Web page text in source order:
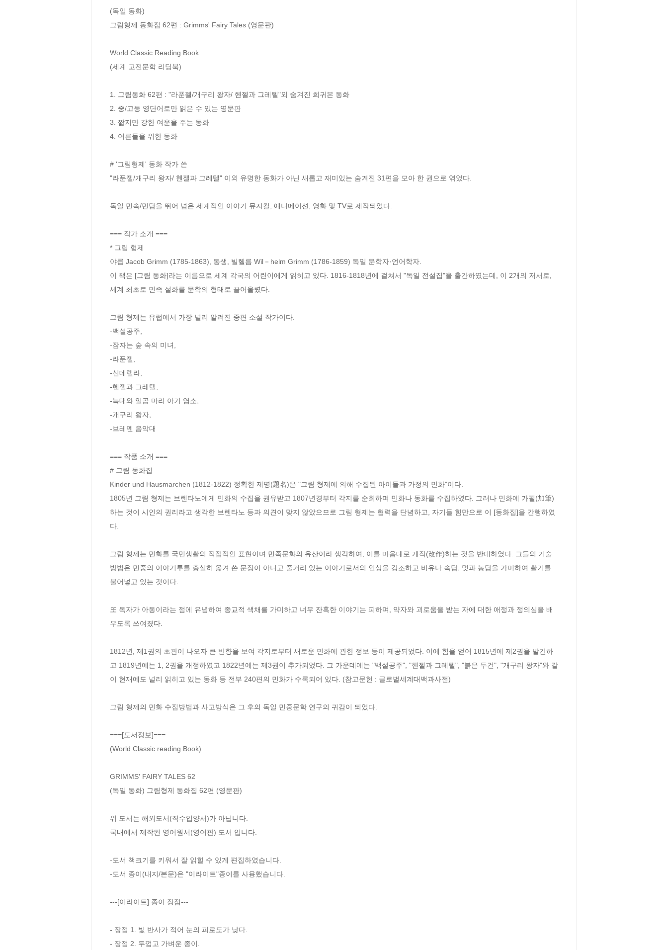
(독일 동화)
그림형제 동화집 62편 : Grimms' Fairy Tales (영문판)
World Classic Reading Book
(세계 고전문학 리딩북)
1. 그림동화 62편 : "라푼젤/개구리 왕자/ 헨젤과 그레텔"외 숨겨진 희귀본 동화
2. 중/고등 영단어로만 읽은 수 있는 영문판
3. 짧지만 강한 여운을 주는 동화
4. 어른들을 위한 동화
# '그림형제' 동화 작가 쓴
"라푼젤/개구리 왕자/ 헨젤과 그레텔" 이외 유명한 동화가 아닌 새롭고 재미있는 숨겨진 31편을 모아 한 권으로 엮었다.
독일 민속/민담을 뛰어 넘은 세계적인 이야기 뮤지컬, 애니메이션, 영화 및 TV로 제작되었다.
=== 작가 소개 ===
* 그림 형제
야콥 Jacob Grimm (1785-1863), 동생, 빌헬름 Wil－helm Grimm (1786-1859) 독일 문학자·언어학자.
이 책은 [그림 동화]라는 이름으로 세계 각국의 어린이에게 읽히고 있다. 1816-1818년에 걸쳐서 "독일 전설집"을 출간하였는데, 이 2개의 저서로,
세계 최초로 민족 설화를 문학의 형태로 끌어올렸다.
그림 형제는 유럽에서 가장 널리 알려진 중편 소설 작가이다.
-백설공주,
-잠자는 숲 속의 미녀,
-라푼젤,
-신데렐라,
-헨젤과 그레텔,
-늑대와 일곱 마리 아기 염소,
-개구리 왕자,
-브레멘 음악대
=== 작품 소개 ===
# 그림 동화집
Kinder und Hausmarchen (1812-1822) 정확한 제명(題名)은 "그림 형제에 의해 수집된 아이들과 가정의 민화"이다.
1805년 그림 형제는 브렌타노에게 민화의 수집을 권유받고 1807년경부터 각지를 순회하며 민화나 동화를 수집하였다. 그러나 민화에 가필(加筆)
하는 것이 시인의 권리라고 생각한 브렌타노 등과 의견이 맞지 않았으므로 그림 형제는 협력을 단념하고, 자기들 힘만으로 이 [동화집]을 간행하였
다.
그림 형제는 민화를 국민생활의 직접적인 표현이며 민족문화의 유산이라 생각하여, 이를 마음대로 개작(改作)하는 것을 반대하였다. 그들의 기술
방법은 민중의 이야기투를 충실히 옮겨 쓴 문장이 아니고 줄거리 있는 이야기로서의 인상을 강조하고 비유나 속담, 멋과 농담을 가미하여 활기를
불어넣고 있는 것이다.
또 독자가 아동이라는 점에 유념하여 종교적 색채를 가미하고 너무 잔혹한 이야기는 피하며, 약자와 괴로움을 받는 자에 대한 애정과 정의심을 배
우도록 쓰여졌다.
1812년, 제1권의 초판이 나오자 큰 반향을 보여 각지로부터 새로운 민화에 관한 정보 등이 제공되었다. 이에 힘을 얻어 1815년에 제2권을 발간하
고 1819년에는 1, 2권을 개정하였고 1822년에는 제3권이 추가되었다. 그 가운데에는 "백설공주", "헨젤과 그레텔", "붉은 두건", "개구리 왕자"와 같
이 현재에도 널리 읽히고 있는 동화 등 전부 240편의 민화가 수록되어 있다. (참고문헌 : 글로벌세계대백과사전)
그림 형제의 민화 수집방법과 사고방식은 그 후의 독일 민중문학 연구의 귀감이 되었다.
===[도서정보]===
(World Classic reading Book)
GRIMMS' FAIRY TALES 62
(독일 동화) 그림형제 동화집 62편 (영문판)
위 도서는 해외도서(직수입양서)가 아닙니다.
국내에서 제작된 영어원서(영어판) 도서 입니다.
-도서 책크기를 키워서 잘 읽힐 수 있게 편집하였습니다.
-도서 종이(내지/본문)은 "이라이트"종이를 사용했습니다.
---[이라이트] 종이 장점---
- 장점 1. 빛 반사가 적어 눈의 피로도가 낮다.
- 장점 2. 두껍고 가벼운 종이.